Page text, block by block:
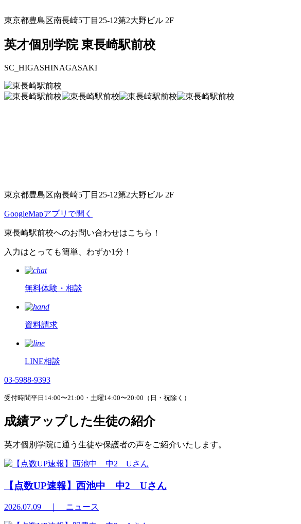
東京都豊島区南長崎5丁目25-12第2大野ビル 2F
英才個別学院 東長崎駅前校
SC_HIGASHINAGASAKI
東京都豊島区南長崎5丁目25-12第2大野ビル 2F
GoogleMapアプリで開く
東長崎駅前校へのお問い合わせはこちら！
入力はとっても簡単、わずか1分！
無料体験・相談
資料請求
LINE相談
03-5988-9393
受付時間平日14:00〜21:00・土曜14:00〜20:00（日・祝除く）
成績アップした生徒の紹介
英才個別学院に通う生徒や保護者の声をご紹介いたします。
【点数UP速報】西池中 中2 Uさん
2026.07.09 ｜ ニュース